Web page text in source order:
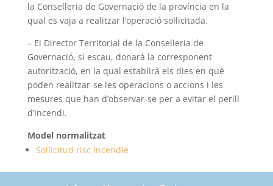
la Conselleria de Governació de la província en la
qual es vaja a realitzar l’operació sol·licitada.
– El Director Territorial de la Conselleria de
Governació, si escau, donarà la corresponent
autorització, en la qual establirà els dies en què
poden realitzar-se les operacions o accions i les
mesures que han d’observar-se per a evitar el perill
d’incendi.
Model normalitzat
Sol·licitud risc incendie